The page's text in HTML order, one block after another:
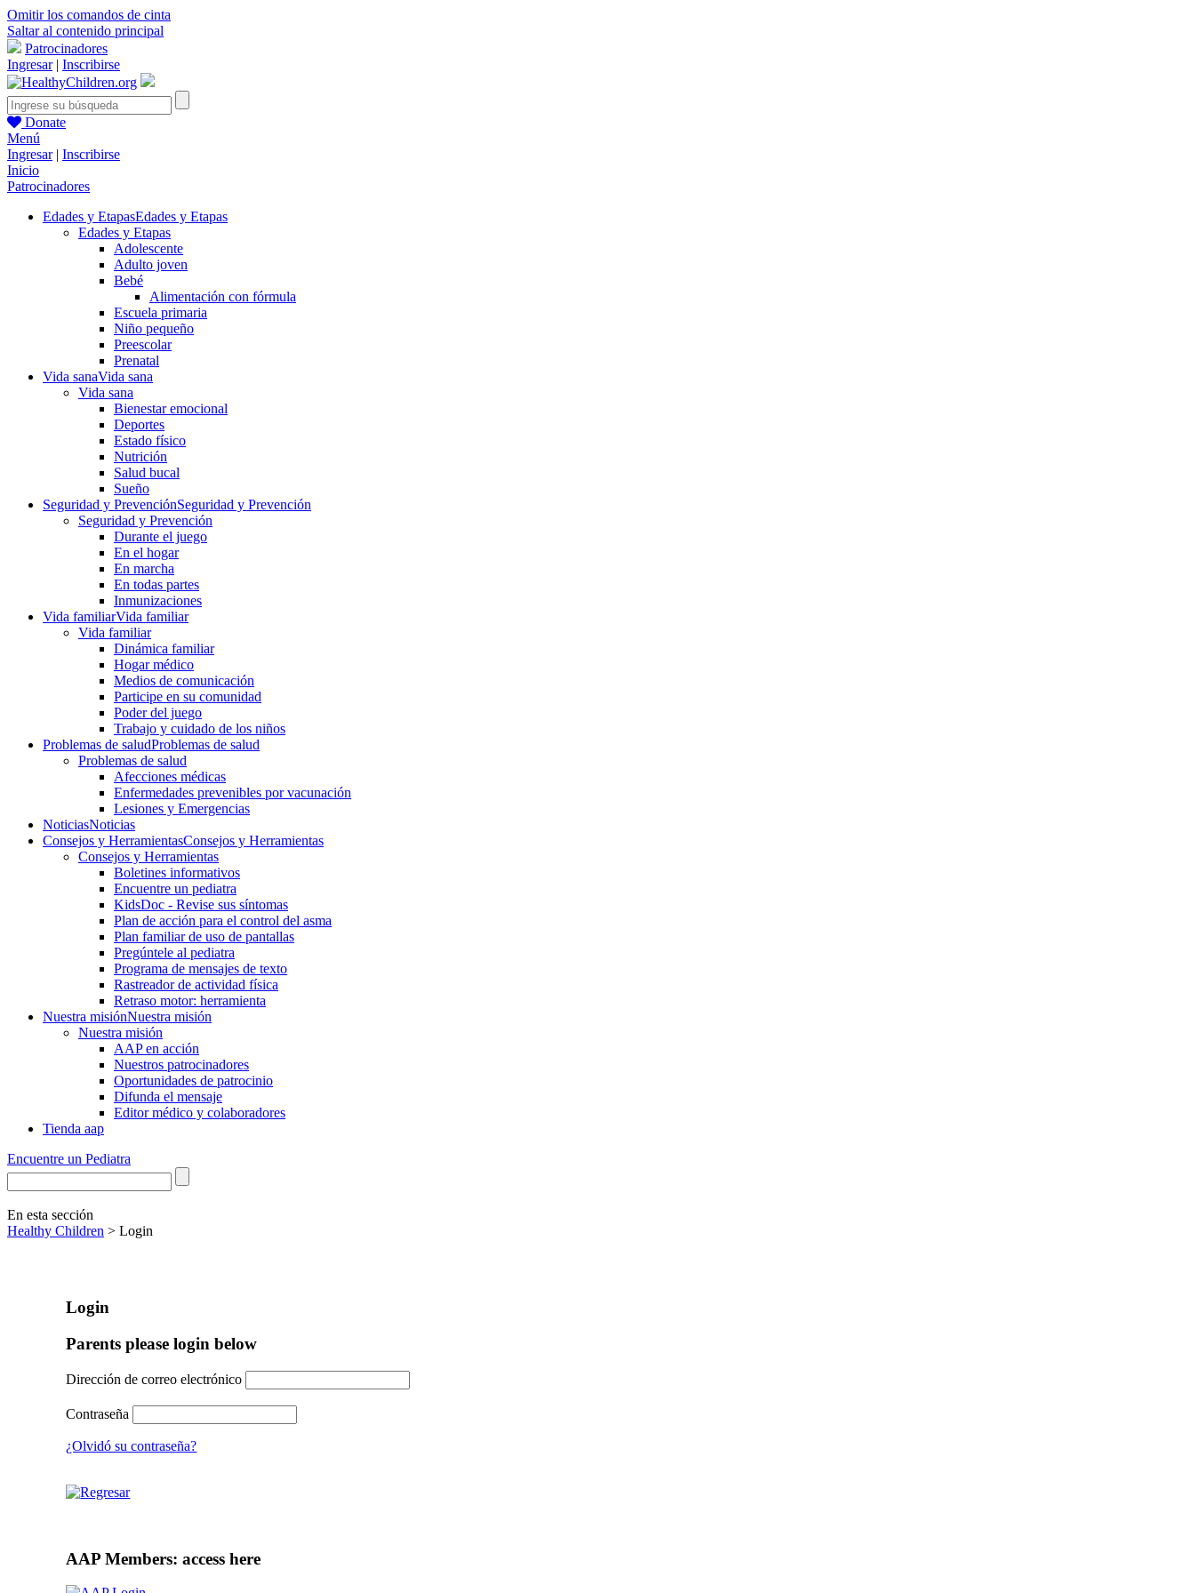
Omitir los comandos de cinta
Saltar al contenido principal
Patrocinadores
Ingresar| Inscribirse
Donate
Menú
Ingresar| Inscribirse
Inicio
Patrocinadores
Edades y EtapasEdades y Etapas
Edades y Etapas
Adolescente
Adulto joven
Bebé
Alimentación con fórmula
Escuela primaria
Niño pequeño
Preescolar
Prenatal
Vida sanaVida sana
Vida sana
Bienestar emocional
Deportes
Estado físico
Nutrición
Salud bucal
Sueño
Seguridad y PrevenciónSeguridad y Prevención
Seguridad y Prevención
Durante el juego
En el hogar
En marcha
En todas partes
Inmunizaciones
Vida familiarVida familiar
Vida familiar
Dinámica familiar
Hogar médico
Medios de comunicación
Participe en su comunidad
Poder del juego
Trabajo y cuidado de los niños
Problemas de saludProblemas de salud
Problemas de salud
Afecciones médicas
Enfermedades prevenibles por vacunación
Lesiones y Emergencias
NoticiasNoticias
Consejos y HerramientasConsejos y Herramientas
Consejos y Herramientas
Boletines informativos
Encuentre un pediatra
KidsDoc - Revise sus síntomas
Plan de acción para el control del asma
Plan familiar de uso de pantallas
Pregúntele al pediatra
Programa de mensajes de texto
Rastre​​ador de activida​d física
Retraso motor: herramienta
Nuestra misiónNuestra misión
Nuestra misión
AAP en acción
Nuestros patrocinadores
Oportunidades de patrocinio
Difunda el mensaje
Editor médico y colaboradores
Tienda aap
Encuentre un Pediatra
En esta sección
Healthy Children > Login
Login
Parents please login below
Dirección de correo electrónico
Contraseña
¿Olvidó su contraseña?
AAP Members: access here